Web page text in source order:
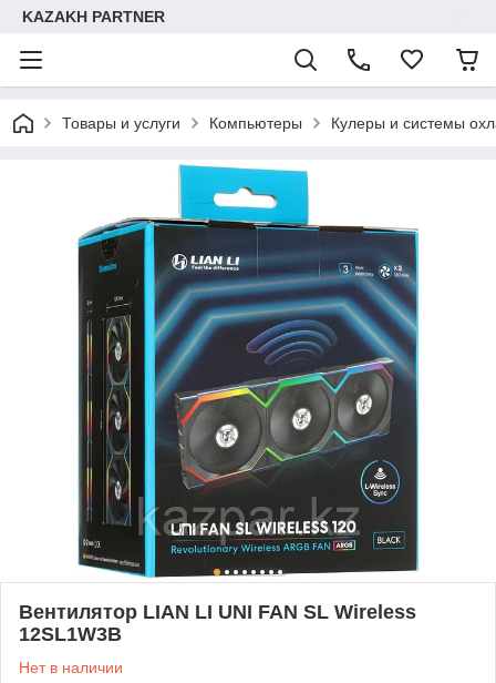
KAZAKH PARTNER
Товары и услуги Компьютеры Кулеры и системы
Вентилятор LIAN LI UNI FAN SL Wireless
12SL1W3B
Нет в наличии